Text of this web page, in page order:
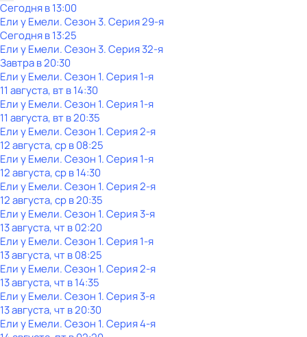
Сегодня в 13:00
Ели у Емели. Сезон 3. Серия 29-я
Сегодня в 13:25
Ели у Емели. Сезон 3. Серия 32-я
Завтра в 20:30
Ели у Емели. Сезон 1. Серия 1-я
11 августа, вт в 14:30
Ели у Емели. Сезон 1. Серия 1-я
11 августа, вт в 20:35
Ели у Емели. Сезон 1. Серия 2-я
12 августа, ср в 08:25
Ели у Емели. Сезон 1. Серия 1-я
12 августа, ср в 14:30
Ели у Емели. Сезон 1. Серия 2-я
12 августа, ср в 20:35
Ели у Емели. Сезон 1. Серия 3-я
13 августа, чт в 02:20
Ели у Емели. Сезон 1. Серия 1-я
13 августа, чт в 08:25
Ели у Емели. Сезон 1. Серия 2-я
13 августа, чт в 14:35
Ели у Емели. Сезон 1. Серия 3-я
13 августа, чт в 20:30
Ели у Емели. Сезон 1. Серия 4-я